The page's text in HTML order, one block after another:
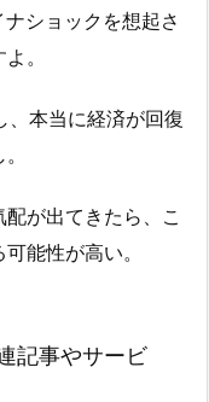
ショックを想起さ
。
、本当に経済が回復
が出てきたら、こ
能性が高い。
記事やサービ